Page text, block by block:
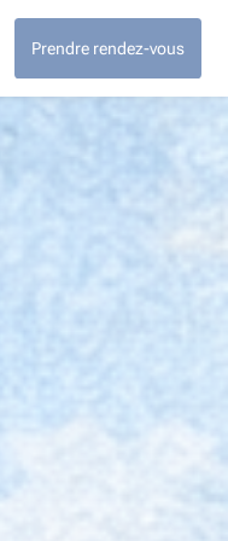
Prendre rendez-vous